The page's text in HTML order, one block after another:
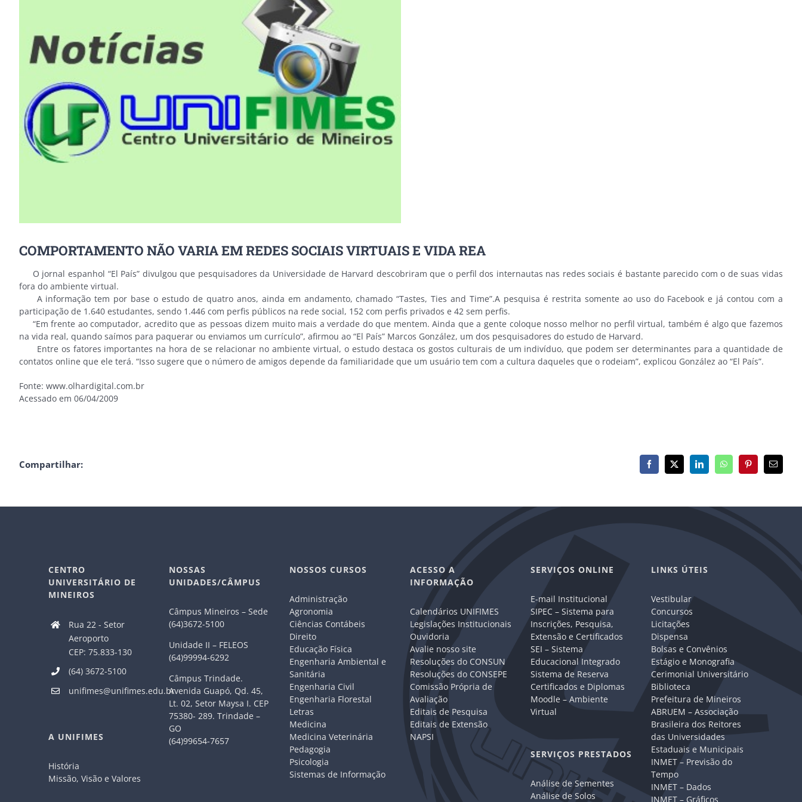
COMPORTAMENTO NÃO VARIA EM REDES SOCIAIS VIRTUAIS E VIDA REA
O jornal espanhol “El País” divulgou que pesquisadores da Universidade de Harvard descobriram que o perfil dos internautas nas redes sociais é bastante parecido com o de suas vidas
fora do ambiente virtual.
A informação tem por base o estudo de quatro anos, ainda em andamento, chamado “Tastes, Ties and Time”.A pesquisa é restrita somente ao uso do Facebook e já contou com a
participação de 1.640 estudantes, sendo 1.446 com perfis públicos na rede social, 152 com perfis privados e 42 sem perfis.
“Em frente ao computador, acredito que as pessoas dizem muito mais a verdade do que mentem. Ainda que a gente coloque nosso melhor no perfil virtual, também é algo que fazemos
na vida real, quando saímos para paquerar ou enviamos um currículo”, afirmou ao “El País” Marcos González, um dos pesquisadores do estudo de Harvard.
Entre os fatores importantes na hora de se relacionar no ambiente virtual, o estudo destaca os gostos culturais de um indivíduo, que podem ser determinantes para a quantidade de
contatos online que ele terá. “Isso sugere que o número de amigos depende da familiaridade que um usuário tem com a cultura daqueles que o rodeiam”, explicou González ao “El País”.
Fonte: www.olhardigital.com.br
Acessado em 06/04/2009
Compartilhar: Facebook
X LinkedInWhatsAppPinterest
E-
mail
CENTRO
UNIVERSITÁRIO DE
MINEIROS
Rua 22 - Setor
Aeroporto
CEP: 75.833-130
(64) 3672-5100
unifimes@unifimes.edu.br
A UNIFIMES
História
Missão, Visão e Valores
NOSSAS
UNIDADES/CÂMPUS
Câmpus Mineiros – Sede
(64)3672-5100
Unidade II – FELEOS
(64)99994-6292
Câmpus Trindade.
Avenida Guapó, Qd. 45,
Lt. 02, Setor Maysa I. CEP
75380- 289. Trindade –
GO
(64)99654-7657
NOSSOS CURSOS
Administração
Agronomia
Ciências Contábeis
Direito
Educação Física
Engenharia Ambiental e
Sanitária
Engenharia Civil
Engenharia Florestal
Letras
Medicina
Medicina Veterinária
Pedagogia
Psicologia
Sistemas de Informação
ACESSO A
INFORMAÇÃO
Calendários UNIFIMES
Legislações Institucionais
Ouvidoria
Avalie nosso site
Resoluções do CONSUN
Resoluções do CONSEPE
Comissão Própria de
Avaliação
Editais de Pesquisa
Editais de Extensão
NAPSI
SERVIÇOS ONLINE
E-mail Institucional
SIPEC – Sistema para
Inscrições, Pesquisa,
Extensão e Certificados
SEI – Sistema
Educacional Integrado
Sistema de Reserva
Certificados e Diplomas
Moodle – Ambiente
Virtual
SERVIÇOS PRESTADOS
Análise de Sementes
Análise de Solos
LINKS ÚTEIS
Vestibular
Concursos
Licitações
Dispensa
Bolsas e Convênios
Estágio e Monografia
Cerimonial Universitário
Biblioteca
Prefeitura de Mineiros
ABRUEM – Associação
Brasileira dos Reitores
das Universidades
Estaduais e Municipais
INMET – Previsão do
Tempo
INMET – Dados
INMET – Gráficos